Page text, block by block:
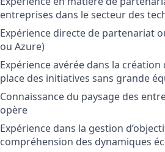
entreprises dans le secteur des
Expérience directe de partenariat
ou Azure)
Expérience avérée dans la
place des initiatives sans grande
Connaissance du paysage des
opère
Expérience dans la gestion
compréhension des dynamiques